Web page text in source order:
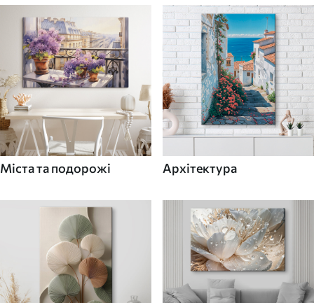
Міста та подорожі Архітектура